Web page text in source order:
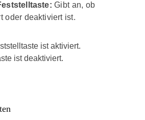
Gibt an, ob
oder deaktiviert ist.
ist aktiviert.
ist deaktiviert.